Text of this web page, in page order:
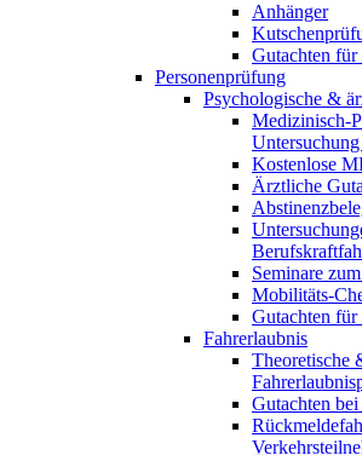
Anhänger
Gutachten für
Personenprüfung
Psychologische &
Medizinisch-
Kostenlose
Ärztliche
Seminare
Mobilitäts-
Gutachten für
Fahrerlaubnis
Theoretische
Gutachten